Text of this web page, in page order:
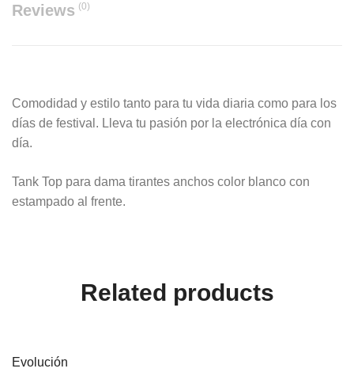
Reviews(0)
Comodidad y estilo tanto para tu vida diaria como para los
días de festival. Lleva tu pasión por la electrónica día con
día.
Tank Top para dama tirantes anchos color blanco con
estampado al frente.
Related products
Evolución